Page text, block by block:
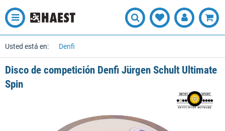
Usted está en: Denfi
Disco de competición Denfi Jürgen Schult Ultimate
Spin